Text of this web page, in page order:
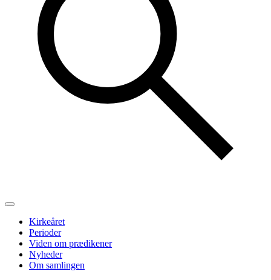
Kirkeåret
Perioder
Viden om prædikener
Nyheder
Om samlingen